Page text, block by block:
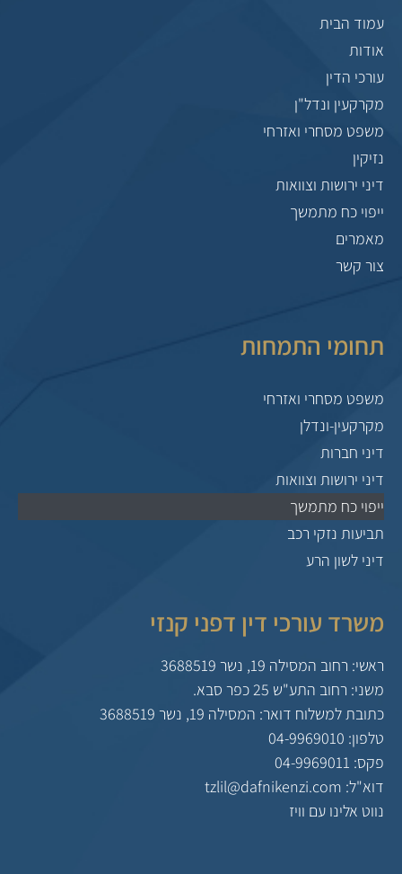
עמוד הבית
אודות
עורכי הדין
מקרקעין ונדל"ן
משפט מסחרי ואזרחי
נזיקין
דיני ירושות וצוואות
ייפוי כח מתמשך
מאמרים
צור קשר
תחומי התמחות
משפט מסחרי ואזרחי
מקרקעין-ונדלן
דיני חברות
דיני ירושות וצוואות
ייפוי כח מתמשך
תביעות נזקי רכב
דיני לשון הרע
משרד עורכי דין דפני קנזי
ראשי: רחוב המסילה 19, נשר 3688519
משני: רחוב התע"ש 25 כפר סבא.
כתובת למשלוח דואר: המסילה 19, נשר 3688519
טלפון: 04-9969010
פקס: 04-9969011
דוא"ל: tzlil@dafnikenzi.com
נווט אלינו עם וויז